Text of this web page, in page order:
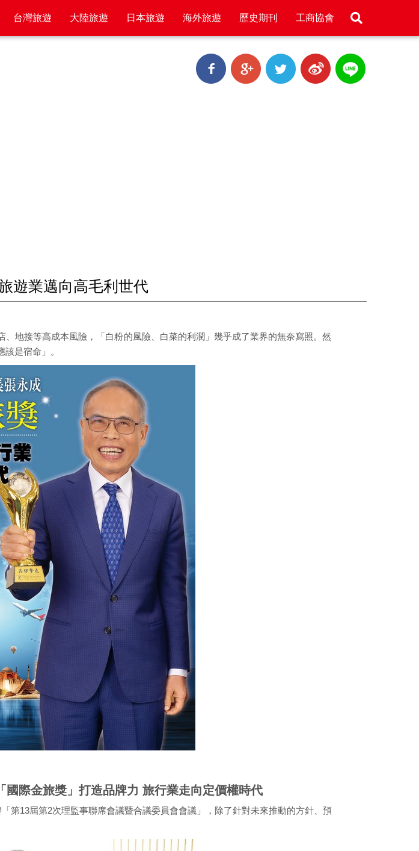
台灣旅遊 大陸旅遊 日本旅遊 海外旅遊 歷史期刊 工商協會
遊業邁向高毛利世代
地接等高成本風險，「白粉的風險、白菜的利潤」幾乎成了業界的無奈寫照。然
是宿命」。
際金旅獎」打造品牌力 旅行業走向定價權時代
第13屆第2次理監事聯席會議暨合議委員會會議」，除了針對未來推動的方針、預